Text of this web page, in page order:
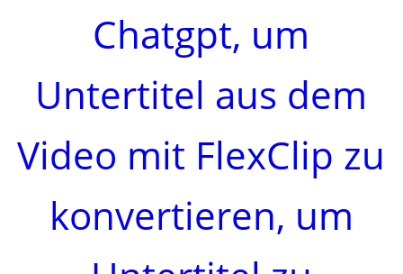
Chatgpt, um
Untertitel aus dem
Video mit FlexClip zu
konvertieren, um